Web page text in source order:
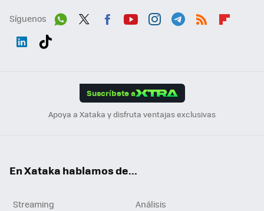
Síguenos
Suscríbete a
Apoya a Xataka y disfruta ventajas exclusivas
En Xataka hablamos de...
Streaming
Análisis